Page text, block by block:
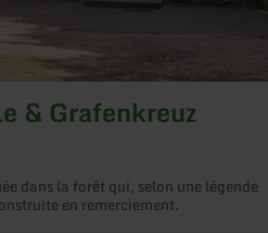
& Grafenkreuz
dans la forêt qui, selon une légende
en remerciement.